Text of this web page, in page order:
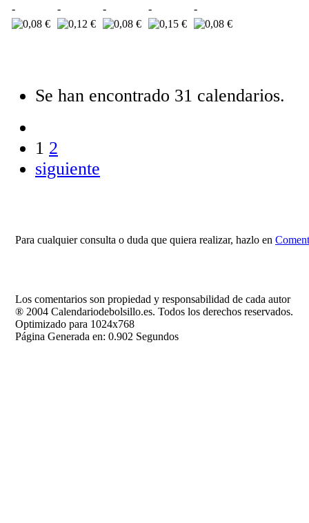
- - - - -
Se han encontrado 31 calendarios.
1 2
siguiente
Para cualquier consulta o duda que quiera realizar, hazlo en
Los comentarios son propiedad y responsabilidad de cada autor
® 2004 Calendariodebolsillo.es. Todos los derechos reservados.
Optimizado para 1024x768
Página Generada en: 0.902 Segundos